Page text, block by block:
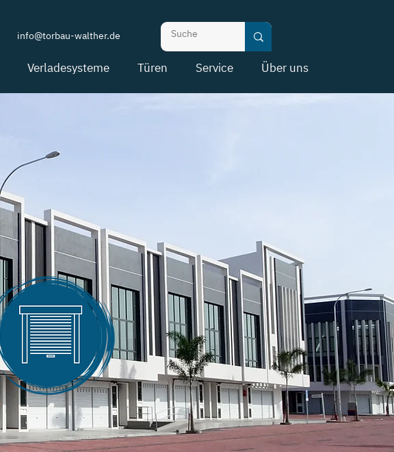
Verladesysteme Türen Service Über uns
info@torbau-walther.de